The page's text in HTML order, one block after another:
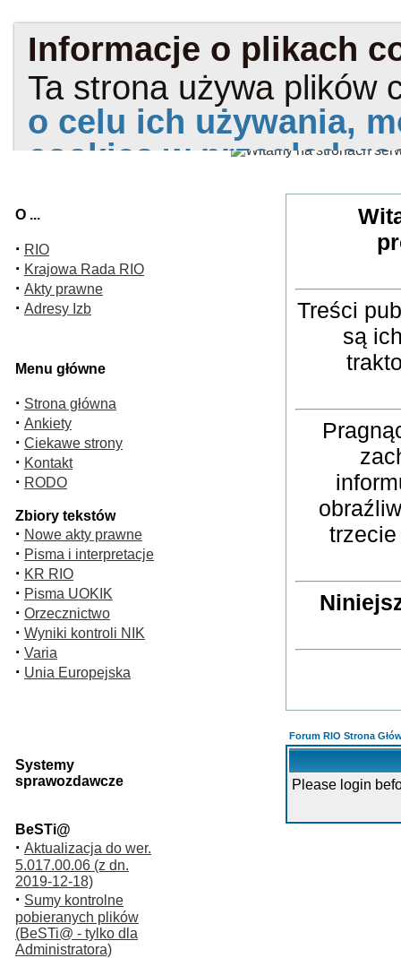
O ...
· RIO
· Krajowa Rada RIO
· Akty prawne
· Adresy Izb
Menu główne
· Strona główna
· Ankiety
· Ciekawe strony
· Kontakt
· RODO
Zbiory tekstów
· Nowe akty prawne
· Pisma i interpretacje
· KR RIO
· Pisma UOKIK
· Orzecznictwo
· Wyniki kontroli NIK
· Varia
· Unia Europejska
Systemy
sprawozdawcze
BeSTi@
· Aktualizacja do wer.
5.017.00.06 (z dn.
2019-12-18)
· Sumy kontrolne
pobieranych plików
(BeSTi@ - tylko dla
Administratora)
Treści
są
Forum RIO Strona
Please login